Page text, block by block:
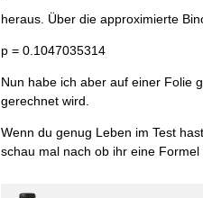
heraus. Über die approximierte
p = 0.1047035314
Nun habe ich aber auf einer Folie
gerechnet wird.
Wenn du genug Leben im Test
schau mal nach ob ihr eine